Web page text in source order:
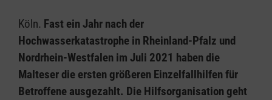
Köln. Fast ein Jahr nach der
Hochwasserkatastrophe in Rheinland-Pfalz und
Nordrhein-Westfalen im Juli 2021 haben die
Malteser die ersten größeren Einzelfallhilfen für
Betroffene ausgezahlt. Die Hilfsorganisation geht